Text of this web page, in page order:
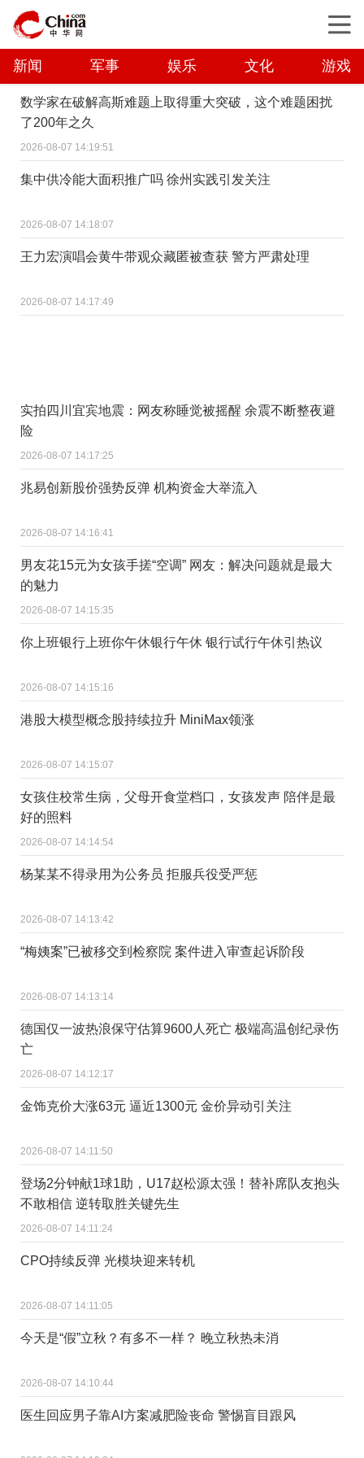
新闻 军事 娱乐 文化 游戏
数学家在破解高斯难题上取得重大突破，这个难题困扰
了200年之久
2026-08-07 14:19:51
集中供冷能大面积推广吗 徐州实践引发关注
2026-08-07 14:18:07
王力宏演唱会黄牛带观众藏匿被查获 警方严肃处理
2026-08-07 14:17:49
实拍四川宜宾地震：网友称睡觉被摇醒 余震不断整夜避
险
2026-08-07 14:17:25
兆易创新股价强势反弹 机构资金大举流入
2026-08-07 14:16:41
男友花15元为女孩手搓“空调” 网友：解决问题就是最大
的魅力
2026-08-07 14:15:35
你上班银行上班你午休银行午休 银行试行午休引热议
2026-08-07 14:15:16
港股大模型概念股持续拉升 MiniMax领涨
2026-08-07 14:15:07
女孩住校常生病，父母开食堂档口，女孩发声 陪伴是最
好的照料
2026-08-07 14:14:54
杨某某不得录用为公务员 拒服兵役受严惩
2026-08-07 14:13:42
“梅姨案”已被移交到检察院 案件进入审查起诉阶段
2026-08-07 14:13:14
德国仅一波热浪保守估算9600人死亡 极端高温创纪录伤
亡
2026-08-07 14:12:17
金饰克价大涨63元 逼近1300元 金价异动引关注
2026-08-07 14:11:50
登场2分钟献1球1助，U17赵松源太强！替补席队友抱头
不敢相信 逆转取胜关键先生
2026-08-07 14:11:24
CPO持续反弹 光模块迎来转机
2026-08-07 14:11:05
今天是“假”立秋？有多不一样？ 晚立秋热未消
2026-08-07 14:10:44
医生回应男子靠AI方案减肥险丧命 警惕盲目跟风